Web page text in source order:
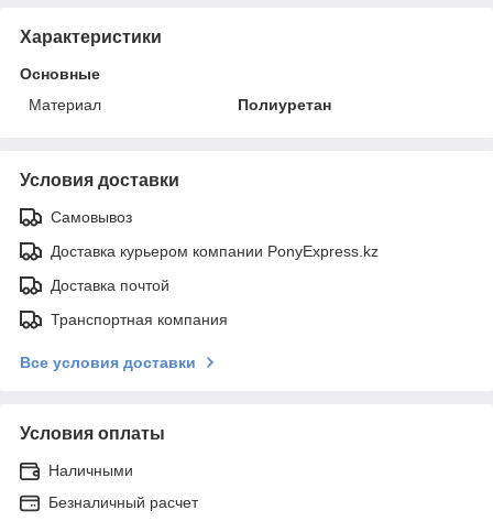
Характеристики
Основные
Материал
Полиуретан
Условия доставки
Самовывоз
Доставка курьером компании PonyExpress.kz
Доставка почтой
Транспортная компания
Все условия доставки
Условия оплаты
Наличными
Безналичный расчет